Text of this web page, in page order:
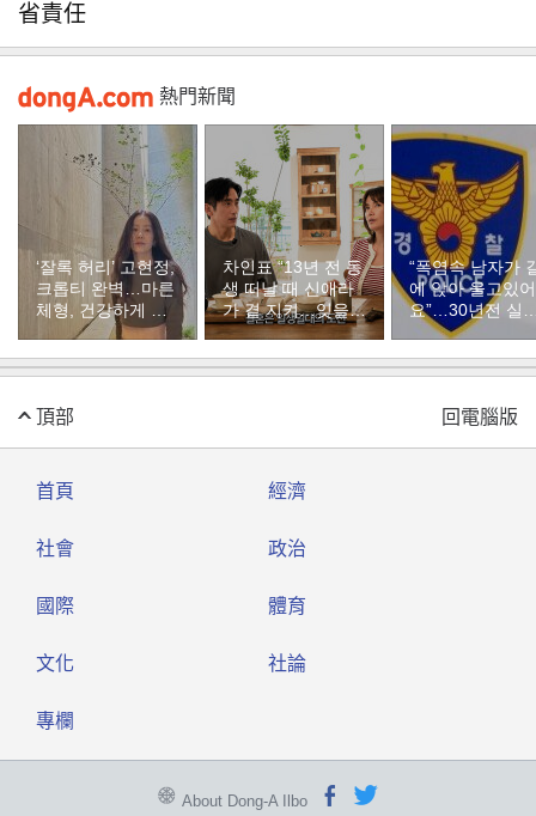
省責任
熱門新聞
‘잘록 허리’ 고현정,
크롭티 완벽…마른
체형, 건강하게 유
지하려면
차인표 “13년 전 동
생 떠날 때 신애라
가 곁 지켜…잊을
수 없는 장면”
“폭염속 남자가
에 앉아 울고있어
요”…30년전 실
자였다
頂部 回電腦版
首頁 經濟
社會 政治
國際 體育
文化 社論
專欄
About Dong-A Ilbo